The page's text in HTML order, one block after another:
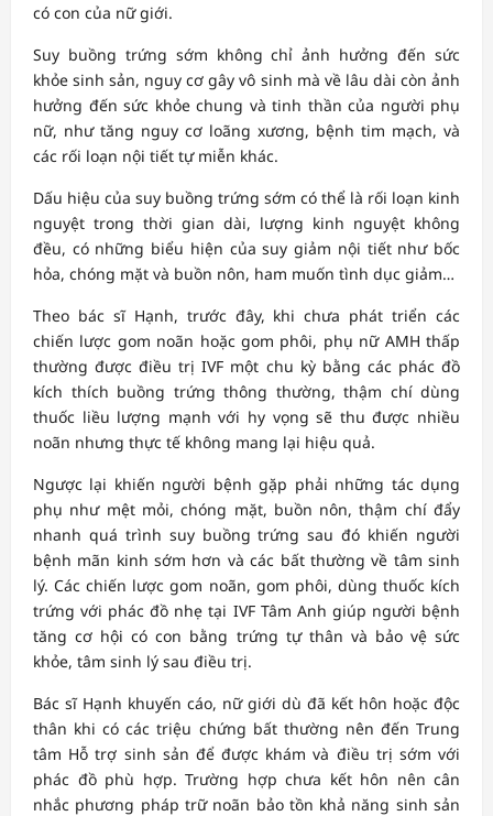
có con của nữ giới.
Suy buồng trứng sớm không chỉ ảnh hưởng đến sức
khỏe sinh sản, nguy cơ gây vô sinh mà về lâu dài còn ảnh
hưởng đến sức khỏe chung và tinh thần của người phụ
nữ, như tăng nguy cơ loãng xương, bệnh tim mạch, và
các rối loạn nội tiết tự miễn khác.
Dấu hiệu của suy buồng trứng sớm có thể là rối loạn kinh
nguyệt trong thời gian dài, lượng kinh nguyệt không
đều, có những biểu hiện của suy giảm nội tiết như bốc
hỏa, chóng mặt và buồn nôn, ham muốn tình dục giảm…
Theo bác sĩ Hạnh, trước đây, khi chưa phát triển các
chiến lược gom noãn hoặc gom phôi, phụ nữ AMH thấp
thường được điều trị IVF một chu kỳ bằng các phác đồ
kích thích buồng trứng thông thường, thậm chí dùng
thuốc liều lượng mạnh với hy vọng sẽ thu được nhiều
noãn nhưng thực tế không mang lại hiệu quả.
Ngược lại khiến người bệnh gặp phải những tác dụng
phụ như mệt mỏi, chóng mặt, buồn nôn, thậm chí đẩy
nhanh quá trình suy buồng trứng sau đó khiến người
bệnh mãn kinh sớm hơn và các bất thường về tâm sinh
lý. Các chiến lược gom noãn, gom phôi, dùng thuốc kích
trứng với phác đồ nhẹ tại IVF Tâm Anh giúp người bệnh
tăng cơ hội có con bằng trứng tự thân và bảo vệ sức
khỏe, tâm sinh lý sau điều trị.
Bác sĩ Hạnh khuyến cáo, nữ giới dù đã kết hôn hoặc độc
thân khi có các triệu chứng bất thường nên đến Trung
tâm Hỗ trợ sinh sản để được khám và điều trị sớm với
phác đồ phù hợp. Trường hợp chưa kết hôn nên cân
nhắc phương pháp trữ noãn bảo tồn khả năng sinh sản